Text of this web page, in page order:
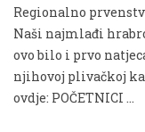
Regionalno
Naši najmlađi
ovo bilo i prvo
njihovoj plivačkoj
ovdje: POČETNICI …